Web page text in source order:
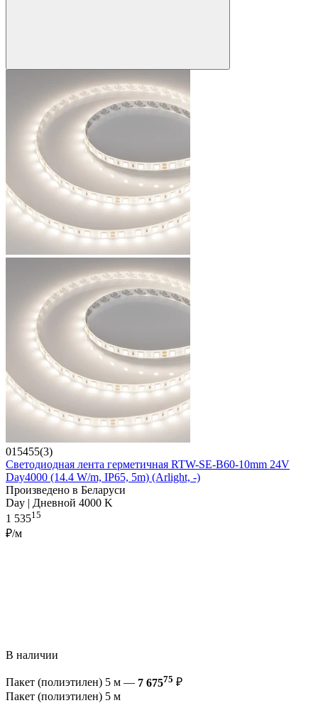
015455(3)
Светодиодная лента герметичная RTW-SE-B60-10mm 24V
Day4000 (14.4 W/m, IP65, 5m) (Arlight, -)
Произведено в Беларуси
Day | Дневной 4000 K
1 53515
₽/м
В наличии
Пакет (полиэтилен) 5 м — 7 67575 ₽
Пакет (полиэтилен) 5 м